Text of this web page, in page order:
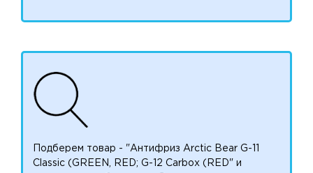
Подберем товар - "Антифриз Arctic Bear G-11
Classic (GREEN, RED; G-12 Carbox (RED" и